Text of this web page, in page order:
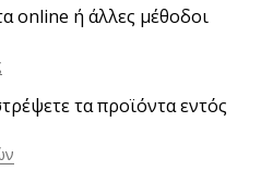
online ή άλλες μέθοδοι
τα προϊόντα εντός